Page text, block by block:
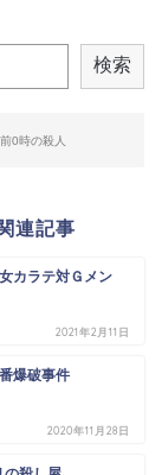
検索
0時の殺人
連記事
カラテ対Ｇメン
2021年2月11日
爆破事件
2020年11月28日